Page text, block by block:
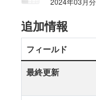
追加情報
フィールド
最終更新